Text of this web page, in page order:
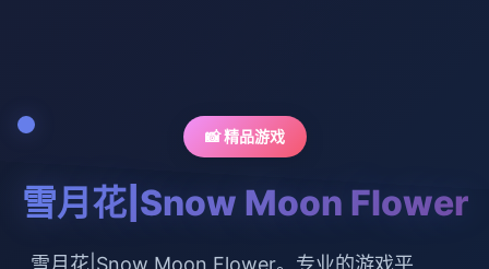
📸 精品游戏
雪月花|Snow Moon Flower
雪月花|Snow Moon Flower。专业的游戏平